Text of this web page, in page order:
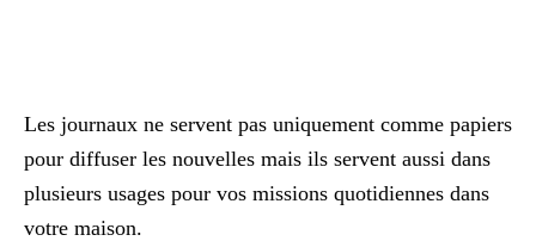
Les journaux ne servent pas uniquement comme papiers
pour diffuser les nouvelles mais ils servent aussi dans
plusieurs usages pour vos missions quotidiennes dans
votre maison.